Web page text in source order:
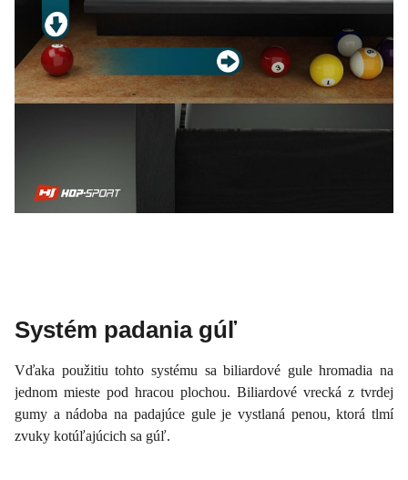
Systém padania gúľ
Vďaka použitiu tohto systému sa biliardové gule hromadia na
jednom mieste pod hracou plochou. Biliardové vrecká z tvrdej
gumy a nádoba na padajúce gule je vystlaná penou, ktorá tlmí
zvuky kotúľajúcich sa gúľ.